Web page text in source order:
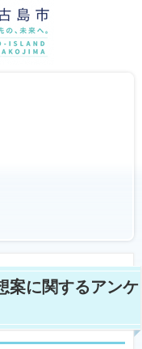
に関するアンケ